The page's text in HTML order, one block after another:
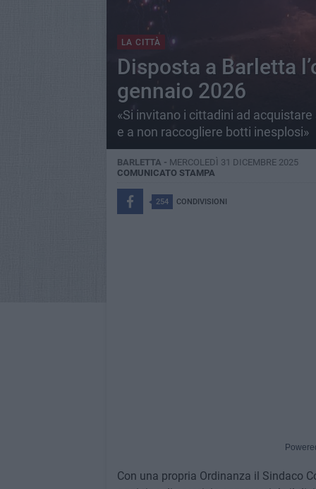
LA CITTÀ
Disposta a Barletta
gennaio 2026
«Si invitano i cittadini ad
e a non raccogliere botti inesplosi»
BARLETTA - MERCOLEDÌ 31 DICEMBRE 2025
COMUNICATO STAMPA
254 CONDIVISIONI
Con una propria Ordinanza il Sindaco